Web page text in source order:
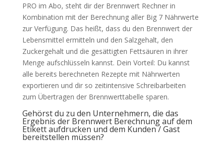
PRO im Abo, steht dir der Brennwert Rechner in
Kombination mit der Berechnung aller Big 7 Nährwerte
zur Verfügung. Das heißt, dass du den Brennwert der
Lebensmittel ermitteln und den Salzgehalt, den
Zuckergehalt und die gesättigten Fettsäuren in ihrer
Menge aufschlüsseln kannst. Dein Vorteil: Du kannst
alle bereits berechneten Rezepte mit Nährwerten
exportieren und dir so zeitintensive Schreibarbeiten
zum Übertragen der Brennwerttabelle sparen.
Gehörst du zu den Unternehmern, die das
Ergebnis der Brennwert Berechnung auf dem
Etikett aufdrucken und dem Kunden / Gast
bereitstellen müssen?